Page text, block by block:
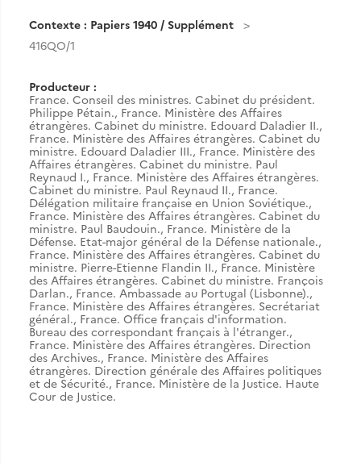
Contexte : Papiers 1940 / Supplément
416QO/1
Producteur :
France. Conseil des ministres. Cabinet du président.
Philippe Pétain., France. Ministère des Affaires
étrangères. Cabinet du ministre. Edouard Daladier II.,
France. Ministère des Affaires étrangères. Cabinet du
ministre. Edouard Daladier III., France. Ministère des
Affaires étrangères. Cabinet du ministre. Paul
Reynaud I., France. Ministère des Affaires étrangères.
Cabinet du ministre. Paul Reynaud II., France.
Délégation militaire française en Union Soviétique.,
France. Ministère des Affaires étrangères. Cabinet du
ministre. Paul Baudouin., France. Ministère de la
Défense. Etat-major général de la Défense nationale.,
France. Ministère des Affaires étrangères. Cabinet du
ministre. Pierre-Etienne Flandin II., France. Ministère
des Affaires étrangères. Cabinet du ministre. François
Darlan., France. Ambassade au Portugal (Lisbonne).,
France. Ministère des Affaires étrangères. Secrétariat
général., France. Office français d'information.
Bureau des correspondant français à l'étranger.,
France. Ministère des Affaires étrangères. Direction
des Archives., France. Ministère des Affaires
étrangères. Direction générale des Affaires politiques
et de Sécurité., France. Ministère de la Justice. Haute
Cour de Justice.